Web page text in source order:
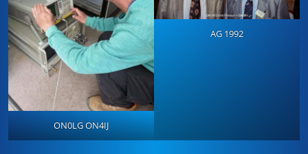
ON0LG ON4IJ
AG 1992